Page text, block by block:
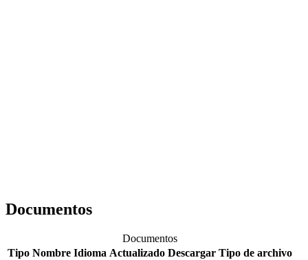
Documentos
Documentos
Tipo Nombre Idioma Actualizado Descargar Tipo de archivo